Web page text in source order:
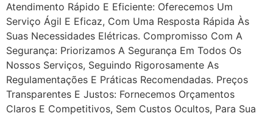
Atendimento Rápido E Eficiente: Oferecemos Um
Serviço Ágil E Eficaz, Com Uma Resposta Rápida Às
Suas Necessidades Elétricas. Compromisso Com A
Segurança: Priorizamos A Segurança Em Todos Os
Nossos Serviços, Seguindo Rigorosamente As
Regulamentações E Práticas Recomendadas. Preços
Transparentes E Justos: Fornecemos Orçamentos
Claros E Competitivos, Sem Custos Ocultos, Para Sua